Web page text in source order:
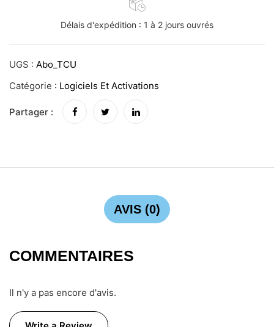
Délais d'expédition : 1 à 2 jours ouvrés
UGS : Abo_TCU
Catégorie : Logiciels Et Activations
Partager :
AVIS (0)
COMMENTAIRES
Il n'y a pas encore d'avis.